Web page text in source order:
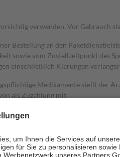
verwenden. Vor Gebrauch
Bestellung an den
sowie vom Zustellzeitpunkt des
einschließlich Klärungen
Medikamente stellt der
als Zuzahlung mit.
häuslicher Krankenpflege beträgt
der Versicherten für ihre eigene